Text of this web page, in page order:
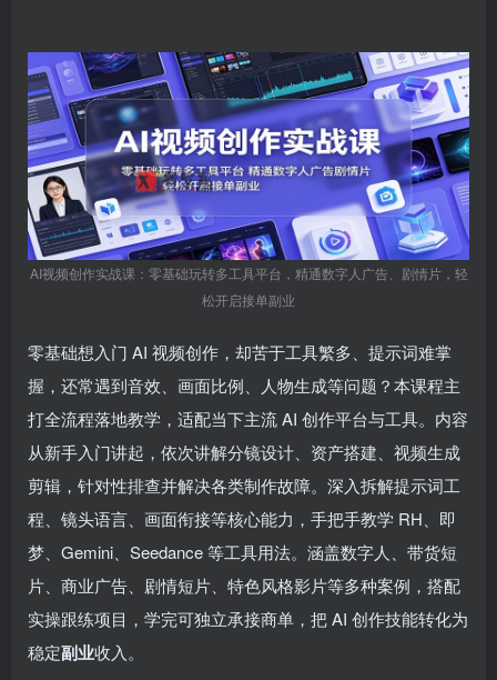
AI视频创作实战课：零基础玩转多工具平台，精通数字人广告、剧情片，轻
松开启接单副业
零基础想入门 AI 视频创作，却苦于工具繁多、提示词难掌
握，还常遇到音效、画面比例、人物生成等问题？本课程主
打全流程落地教学，适配当下主流 AI 创作平台与工具。内容
从新手入门讲起，依次讲解分镜设计、资产搭建、视频生成
剪辑，针对性排查并解决各类制作故障。深入拆解提示词工
程、镜头语言、画面衔接等核心能力，手把手教学 RH、即
梦、Gemini、Seedance 等工具用法。涵盖数字人、带货短
片、商业广告、剧情短片、特色风格影片等多种案例，搭配
实操跟练项目，学完可独立承接商单，把 AI 创作技能转化为
稳定副业收入。